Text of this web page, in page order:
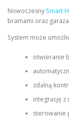
Nowoczesny Smart
bramami oraz
System może
otwieranie
zdalną
integrację z
sterowanie